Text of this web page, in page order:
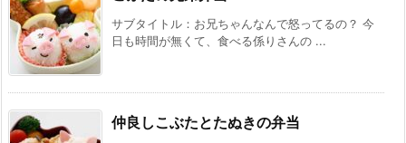
サブタイトル：お兄ちゃんなんで怒ってるの？ 今
日も時間が無くて、食べる係りさんの ...
仲良しこぶたとたぬきの弁当